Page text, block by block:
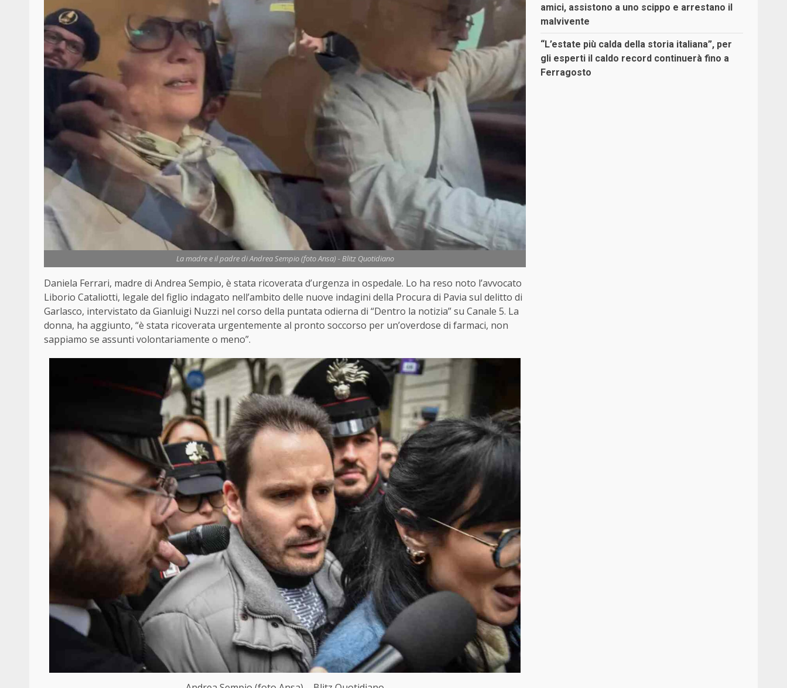
La madre e il padre di Andrea Sempio (foto Ansa) - Blitz Quotidiano
Daniela Ferrari, madre di Andrea Sempio, è stata ricoverata d’urgenza in ospedale. Lo ha reso noto l’avvocato
Liborio Cataliotti, legale del figlio indagato nell’ambito delle nuove indagini della Procura di Pavia sul delitto di
Garlasco, intervistato da Gianluigi Nuzzi nel corso della puntata odierna di “Dentro la notizia” su Canale 5. La
donna, ha aggiunto, “è stata ricoverata urgentemente al pronto soccorso per un’overdose di farmaci, non
sappiamo se assunti volontariamente o meno”.
amici, assistono a uno scippo e arrestano il
malvivente
“L’estate più calda della storia italiana”, per
gli esperti il caldo record continuerà fino a
Ferragosto